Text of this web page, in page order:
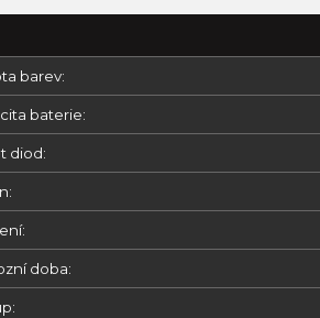
barev:
baterie:
diod:
doba: